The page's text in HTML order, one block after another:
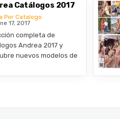
Catálogos 2017
Por Catalogo
17, 2017
completa de
Andrea 2017 y
nuevos modelos de